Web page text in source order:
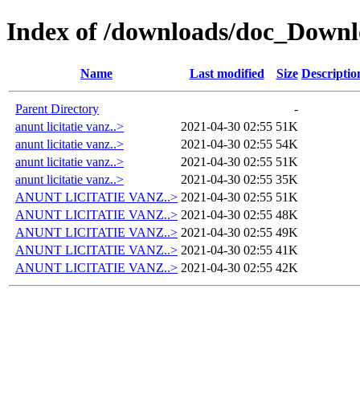
Index of /downloads/
Name Last modified Size
Parent Directory
-
anunt licitatie vanz..>
2021-04-30 02:55 51K
anunt licitatie vanz..>
2021-04-30 02:55 54K
anunt licitatie vanz..>
2021-04-30 02:55 51K
anunt licitatie vanz..>
2021-04-30 02:55 35K
ANUNT LICITATIE VANZ..> 2021-04-30 02:55 51K
ANUNT LICITATIE VANZ..> 2021-04-30 02:55 48K
ANUNT LICITATIE VANZ..> 2021-04-30 02:55 49K
ANUNT LICITATIE VANZ..> 2021-04-30 02:55 41K
ANUNT LICITATIE VANZ..> 2021-04-30 02:55 42K